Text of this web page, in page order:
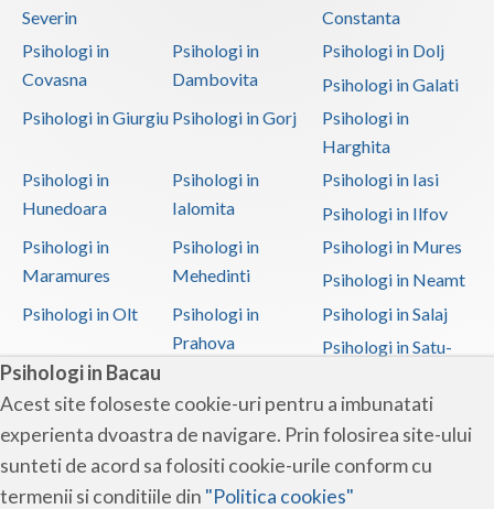
Psihologi in Bacau
Acest site foloseste cookie-uri pentru a imbunatati
experienta dvoastra de navigare. Prin folosirea site-ului
sunteti de acord sa folositi cookie-urile conform cu
termenii si conditiile din "Politica cookies"
Severin
Constanta
Psihologi in
Covasna
Psihologi in
Dambovita
Psihologi in Dolj
Psihologi in Galati
Psihologi in Giurgiu Psihologi in Gorj
Psihologi in
Harghita
Psihologi in
Hunedoara
Psihologi in
Ialomita
Psihologi in Iasi
Psihologi in Ilfov
Psihologi in
Maramures
Psihologi in
Mehedinti
Psihologi in Mures
Psihologi in Neamt
Psihologi in Olt
Psihologi in
Prahova
Psihologi in Salaj
Psihologi in Satu-
Psihologi in Sibiu
Psihologi in
Suceava
Psihologi in
Teleorman
Psihologi in Timis
Psihologi in Tulcea Psihologi in Valcea
Psihologi in Vaslui
Psihologi in